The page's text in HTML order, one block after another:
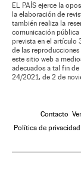
EL PAÍS ejerce la
la elaboración de
también realiza la
comunicación pública
prevista en el artículo
de las reproducciones
este sitio web a
adecuados a tal fin
24/2021, de 2 de
Contacto
Política de privacidad